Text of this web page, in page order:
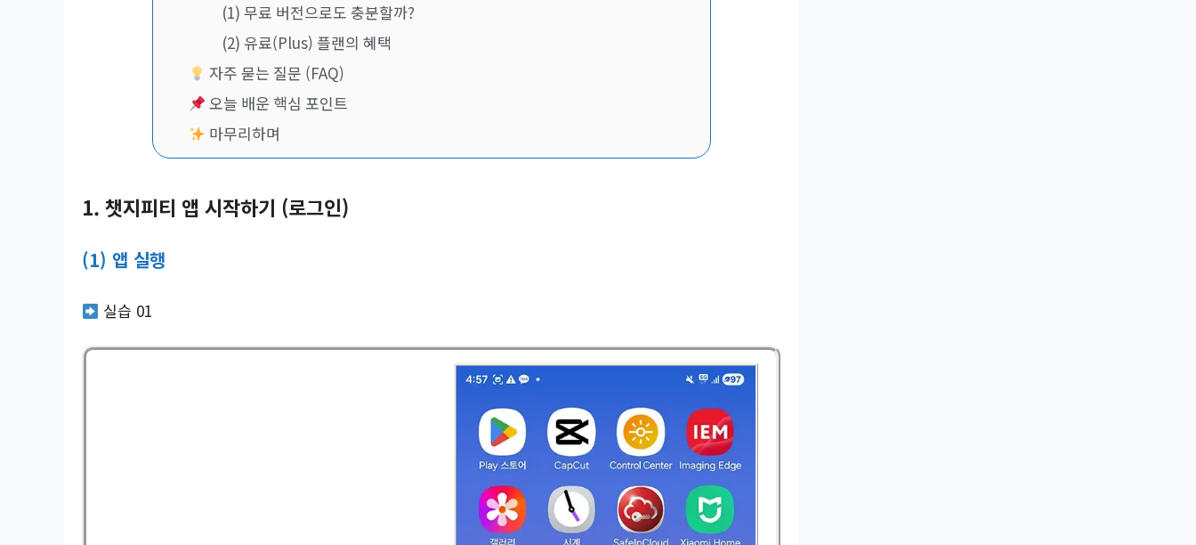
(1) 무료 버전으로도 충분할까?
(2) 유료(Plus) 플랜의 혜택
자주 묻는 질문 (FAQ)
오늘 배운 핵심 포인트
마무리하며
1. 챗지피티 앱 시작하기 (로그인)
(1) 앱 실행
실습 01